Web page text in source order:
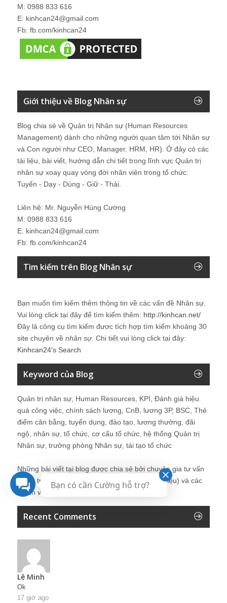
M: 0988 833 616
E: kinhcan24@gmail.com
Fb: fb.com/kinhcan24
Giới thiệu về Blog Nhân sự
Blog chia sẻ về Quản trị Nhân sự (Human Resources
Management) dành cho những người quan tâm tới Nhân sự
và Con người như CEO, Manager, HRM, HR). Ở đây có các
tài liệu, bài viết, hướng dẫn chi tiết trong lĩnh vực Quản trị
nhân sự xoay quay vòng đời nhân viên trong tổ chức:
Tuyển - Dạy - Dùng - Giữ - Thải.
Liên hệ: Mr. Nguyễn Hùng Cường
M: 0988 833 616
E: kinhcan24@gmail.com
Fb: fb.com/kinhcan24
Tìm kiếm trên Blog Nhân sự
Bạn muốn tìm kiếm thêm thông tin về các vấn đề Nhân sự
Vui lòng click tại đây để tìm kiếm thêm: http://kinhcan.net/
Đây là công cụ tìm kiếm được tích hợp tìm kiếm khoảng 30
site chuyên về nhân sự. Chi tiết vui lòng click tại đây:
Kinhcan24′s Search
Keyword của Blog
Quản trị nhân sự, Human Resources, KPI, Đánh giá hiệu
quả công việc, chính sách lương, CnB, lương 3P, BSC, Thẻ
điểm cân bằng, tuyển dụng, đào tạo, lương thưởng, đãi
ngộ, nhân sự, tổ chức, cơ cấu tổ chức, hệ thống Quản trị
Nhân sự, trưởng phòng Nhân sự, tái tạo tổ chức
Những bài viết tại blog được chia sẻ bởi chuyên gia tư vấn
Quản trị Nhân sự Nguyễn Hùng Cường (giới thiệu) và các
thành viên khác trong cộng đồng Nhân sự.
Recent Comments
Lê Minh
Ok
17 giờ ago
Bạn có cần Cường hỗ trợ?